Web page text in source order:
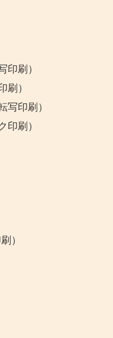
印刷）
）
印刷）
刷）
）